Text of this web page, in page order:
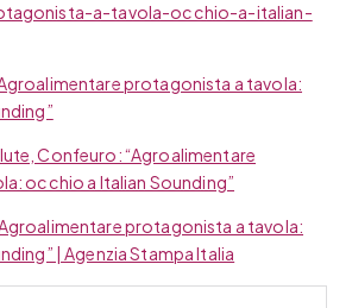
a-tavola-occhio-a-italian-
protagonista a tavola:
Confeuro: “Agroalimentare
occhio a Italian Sounding”
protagonista a tavola:
| Agenzia Stampa Italia